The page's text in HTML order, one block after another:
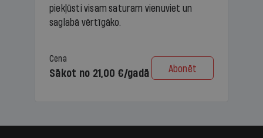
piekļūsti visam saturam vienuviet un
saglabā vērtīgāko.
Cena
Sākot no 21,00 €/gadā Abonēt